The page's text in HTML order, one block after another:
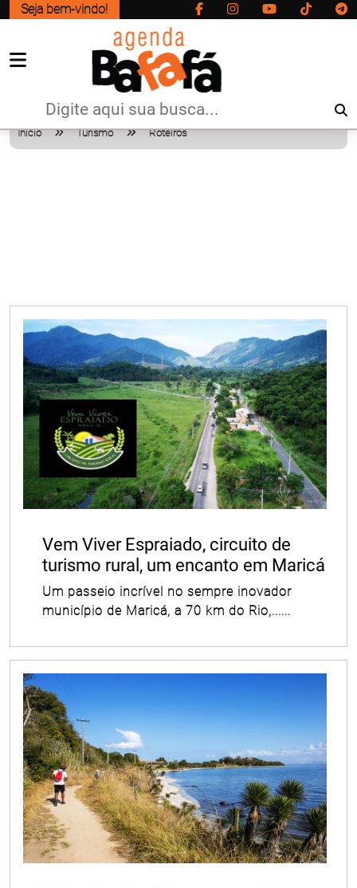
Seja bem-vindo!
Início Turismo Roteiros
Vem Viver Espraiado, circuito de
turismo rural, um encanto em Maricá
Um passeio incrível no sempre inovador
município de Maricá, a 70 km do Rio,......